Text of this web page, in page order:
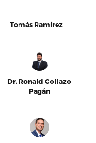
Tomás Ramírez
Dr. Ronald Collazo
Pagán